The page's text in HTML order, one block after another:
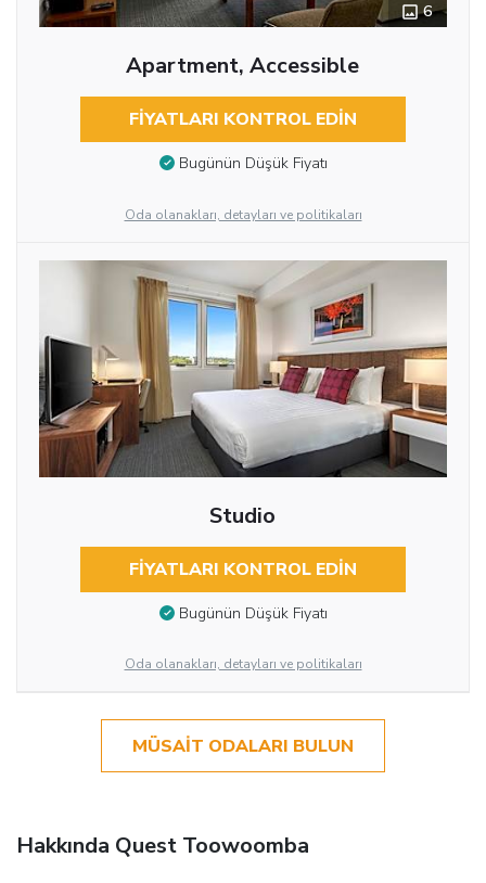
6
Apartment, Accessible
FIYATLARI KONTROL EDIN
Bugünün Düşük Fiyatı
Oda olanakları, detayları ve politikaları
Studio
FIYATLARI KONTROL EDIN
Bugünün Düşük Fiyatı
Oda olanakları, detayları ve politikaları
MÜSAIT ODALARI BULUN
Hakkında Quest Toowoomba